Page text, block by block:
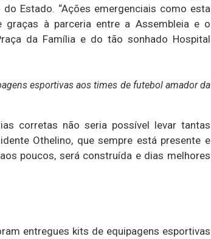
Estado. “Ações emergenciais como esta
à parceria entre a Assembleia e o
da Família e do tão sonhado Hospital
esportivas aos times de futebol amador da
corretas não seria possível levar tantas
Othelino, que sempre está presente e
poucos, será construída e dias melhores
entregues kits de equipagens esportivas